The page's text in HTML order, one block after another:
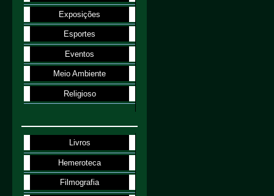
Exposições
Esportes
Eventos
Meio Ambiente
Religioso
Livros
Hemeroteca
Filmografia